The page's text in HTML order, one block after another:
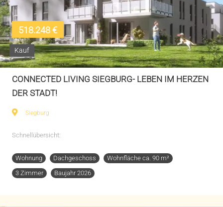
518.248 €
Kauf
CONNECTED LIVING SIEGBURG- LEBEN IM HERZEN
DER STADT!
Siegburg
Schnellübersicht:
Wohnung Dachgeschoss
Wohnfläche ca. 90 m²
3 Zimmer
Baujahr 2026